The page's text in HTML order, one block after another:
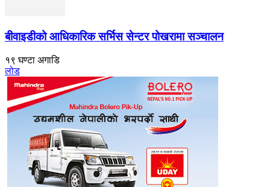
बीवाइडीको आधिकारिक सर्भिस सेन्टर पोखरामा सञ्चालन
१९ घण्टा अगाडि
लोड